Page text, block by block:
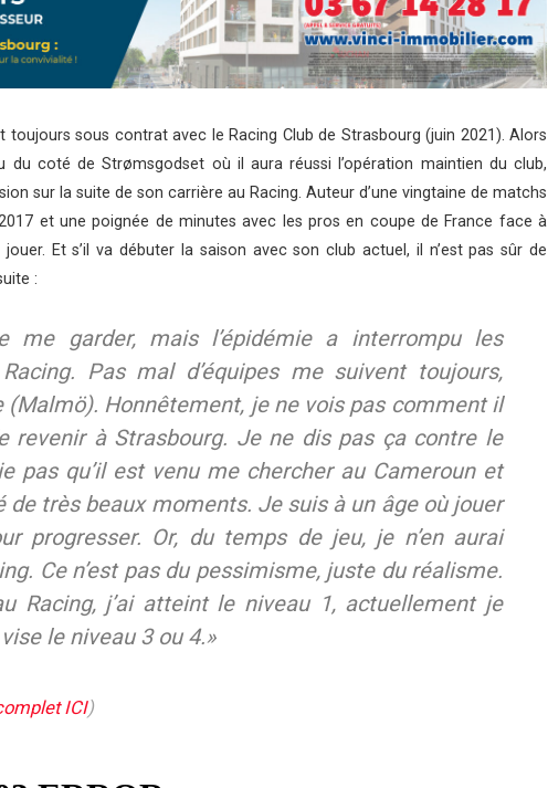
toujours sous contrat avec le Racing Club de Strasbourg (juin 2021). Alors
du coté de Strømsgodset où il aura réussi l’opération maintien du club,
sur la suite de son carrière au Racing. Auteur d’une vingtaine de matchs
et une poignée de minutes avec les pros en coupe de France face à
Et s’il va débuter la saison avec son club actuel, il n’est pas sûr de
:
me garder, mais l’épidémie a interrompu les
Pas mal d’équipes me suivent toujours,
(Malmö). Honnêtement, je ne vois pas comment il
revenir à Strasbourg. Je ne dis pas ça contre le
pas qu’il est venu me chercher au Cameroun et
de très beaux moments. Je suis à un âge où jouer
progresser. Or, du temps de jeu, je n’en aurai
Ce n’est pas du pessimisme, juste du réalisme.
Racing, j’ai atteint le niveau 1, actuellement je
le niveau 3 ou 4.»
ICI)